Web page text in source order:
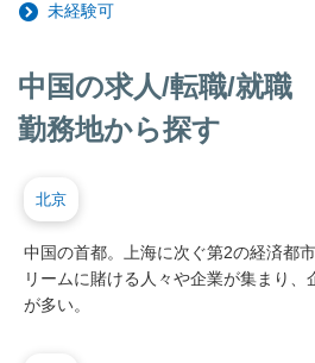
未経験可
中国の求人/転職/就職
勤務地から探す
北京
中国の首都。上海に次ぐ第2の経済都
リームに賭ける人々や企業が集まり
が多い。